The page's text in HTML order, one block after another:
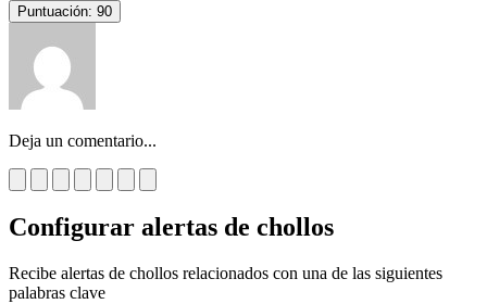
Puntuación: 90
Deja un comentario...
Configurar alertas de chollos
Recibe alertas de chollos relacionados con una de las siguientes
palabras clave